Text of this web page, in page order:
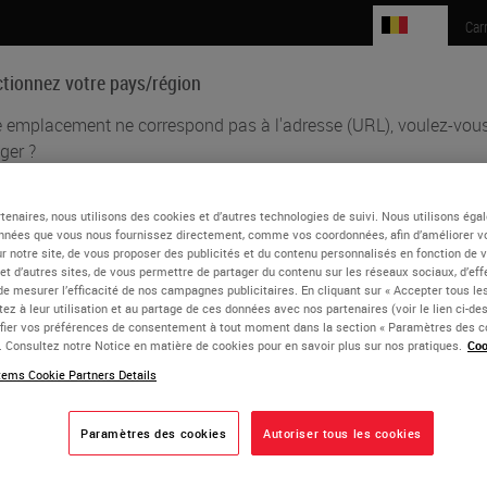
votre pays/région
emplacement ne correspond pas à l'adresse (URL), voulez-
?
English
Chaque pays/région peut avoir son propre ensemble d'exigences
de pratiques médicales. Les informations trouvées sur chaque version de
notre site Web sont spécifiques et applicables uniquement à ce pays/
inclut (mais n'est pas limité à) tous les détails/disponibilité des produits, la
biomédicales Formation Assistance
Asa
the Professor of Pathology at Case Western Reserve
of Laboratory Medicine and Pathobiology at the
Pathology, her research aims to identify the basis for
targets for therapy of those diseases. Dr. Asa has
books and contributed more than 100 book chapters on
nous utilisons des cookies et d’autres technologies de suivi. Nous utilisons
que vous nous fournissez directement, comme vos coordonnées, afin d’améliorer
notre site, de vous proposer des publicités et du contenu personnalisés en fonction de
d’autres sites, de vous permettre de partager du contenu sur les réseaux sociaux,
mesurer l’efficacité de nos campagnes publicitaires. En cliquant sur « Accepter tous
à leur utilisation et au partage de ces données avec nos partenaires (voir le lien ci-
vos préférences de consentement à tout moment dans la section « Paramètres des
Consultez notre Notice en matière de cookies pour en savoir plus sur nos pratiques.
Cookie Partners Details
Paramètres des cookies Autoriser tous les cookies